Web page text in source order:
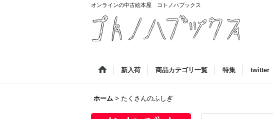
オンラインの中古絵本屋 コトノハブックス
新入荷 商品カテゴリ一覧 特集 twitter
ホーム > たくさんのふしぎ